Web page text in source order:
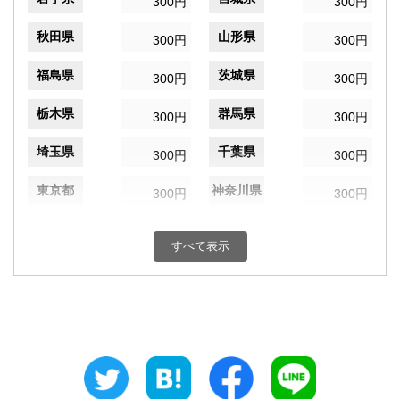
秋田県 300円 山形県 300円
福島県 300円 茨城県 300円
栃木県 300円 群馬県 300円
埼玉県 300円 千葉県 300円
東京都 300円 神奈川県 300円
300円 富山県
300円 三重県
すべて表示